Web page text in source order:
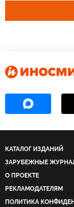
КАТАЛОГ ИЗДАНИЙ
ЗАРУБЕЖНЫЕ
О ПРОЕКТЕ
РЕКЛАМОДАТЕЛЯМ
ПОЛИТИКА